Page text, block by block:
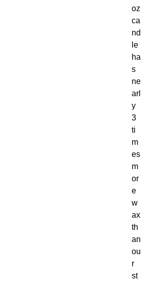
oz
ca
nd
le
ha
s
ne
arl
y
3
ti
m
es
m
or
e
w
ax
th
an
ou
r
st